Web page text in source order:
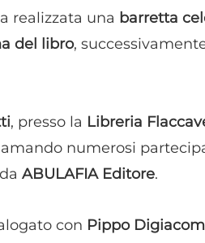
realizzata una barretta
del libro,
, presso la Libreria
numerosi
ABULAFIA Editore.
con Pippo